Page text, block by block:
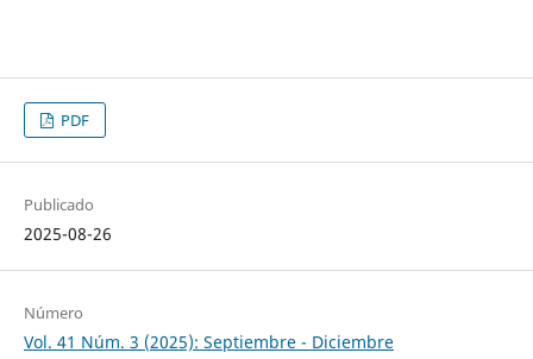
PDF
Publicado
2025-08-26
Número
Vol. 41 Núm. 3 (2025): Septiembre - Diciembre